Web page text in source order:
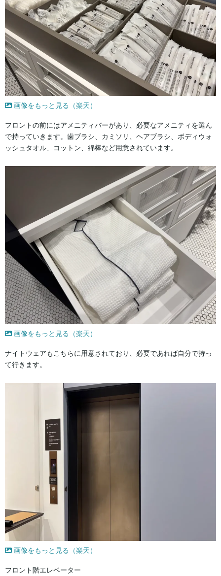
画像をもっと見る（楽天）
フロントの前にはアメニティバーがあり、必要なアメニティを選ん
で持っていきます。歯ブラシ、カミソリ、ヘアブラシ、ボディウォ
ッシュタオル、コットン、綿棒など用意されています。
画像をもっと見る（楽天）
ナイトウェアもこちらに用意されており、必要であれば自分で持っ
て行きます。
画像をもっと見る（楽天）
フロント階エレベーター